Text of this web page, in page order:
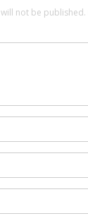
not be published.